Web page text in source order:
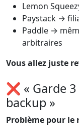
Lemon
Paystack →
Paddle →
arbitraires
Vous allez juste
❌ « Garde
backup »
Problème pour le